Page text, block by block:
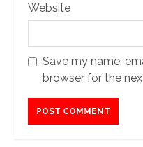
Website
Save my name,
browser for the